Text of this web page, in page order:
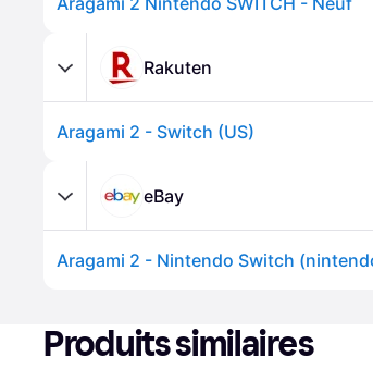
Rakuten
Aragami 2 - Switch (US)
eBay
Aragami 2 - Nintendo Switch
Produits similaires